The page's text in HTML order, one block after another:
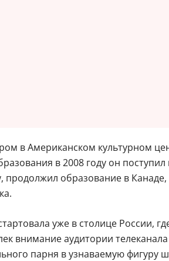
в Американском культурном
в 2008 году он
продолжил образование в
уже в столице России,
внимание аудитории
парня в узнаваемую фигуру